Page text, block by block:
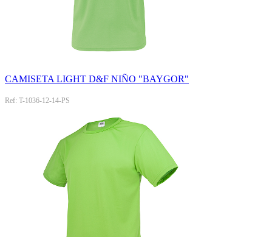
CAMISETA LIGHT D&F NIÑO "BAYGOR"
Ref: T-1036-12-14-PS